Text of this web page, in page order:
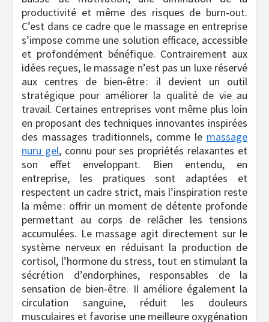
productivité et même des risques de burn‑out.
C’est dans ce cadre que le massage en entreprise
s’impose comme une solution efficace, accessible
et profondément bénéfique. Contrairement aux
idées reçues, le massage n’est pas un luxe réservé
aux centres de bien‑être : il devient un outil
stratégique pour améliorer la qualité de vie au
travail. Certaines entreprises vont même plus loin
en proposant des techniques innovantes inspirées
des massages traditionnels, comme le massage
nuru gel, connu pour ses propriétés relaxantes et
son effet enveloppant. Bien entendu, en
entreprise, les pratiques sont adaptées et
respectent un cadre strict, mais l’inspiration reste
la même : offrir un moment de détente profonde
permettant au corps de relâcher les tensions
accumulées. Le massage agit directement sur le
système nerveux en réduisant la production de
cortisol, l’hormone du stress, tout en stimulant la
sécrétion d’endorphines, responsables de la
sensation de bien‑être. Il améliore également la
circulation sanguine, réduit les douleurs
musculaires et favorise une meilleure oxygénation